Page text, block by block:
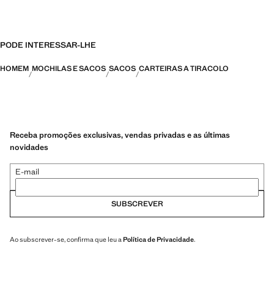
PODE INTERESSAR-LHE
HOMEM MOCHILAS E SACOS SACOS CARTEIRAS A TIRACOLO
Receba promoções exclusivas, vendas privadas e as últimas
novidades
E-mail
SUBSCREVER
Ao subscrever-se, confirma que leu a Política de Privacidade.